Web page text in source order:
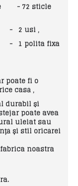
- 72 sticle
,
fixa
poate fi o
casă ,
durabil și
poate avea
uleiat sau
și stil oricărei
noastra